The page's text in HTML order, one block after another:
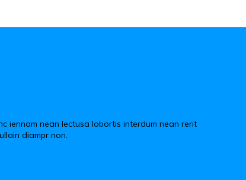
iennam nean lectusa lobortis interdum nean rerit
diampr non.